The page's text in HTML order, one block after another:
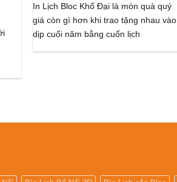
In Lịch Bloc Khổ Đại là món quà quý
giá còn gì hơn khi trao tặng nhau vào
dịp cuối năm bằng cuốn lịch